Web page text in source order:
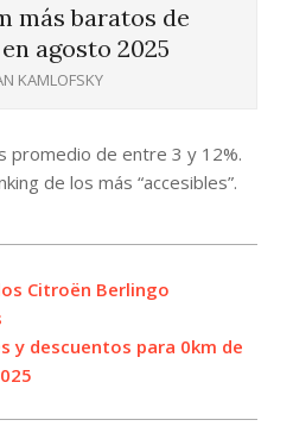
más baratos de
agosto 2025
KAMLOFSKY
promedio de entre 3 y 12%.
de los más “accesibles”.
Citroën Berlingo
y descuentos para 0km de